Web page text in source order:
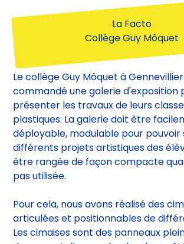
Le collège Guy Môquet à
commandé une galerie d'exposition
présenter les travaux de leurs
plastiques. La galerie doit être
déployable, modulable pour pouvoir
différents projets artistiques des
être rangée de façon compacte
pas utilisée.
Pour cela, nous avons réalisé des
articulées et positionnables de
Les cimaises sont des panneaux
de support d’accroche des deux
contreplaqué sur une structure en
sont articulées par des charnières
pour s’assembler et se défaire